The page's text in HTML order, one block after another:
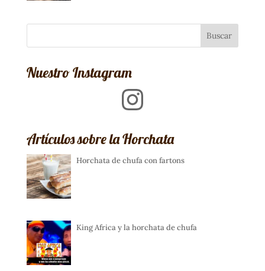
Nuestro Instagram
Instagram
Artículos sobre la Horchata
Horchata de chufa con fartons
King Africa y la horchata de chufa